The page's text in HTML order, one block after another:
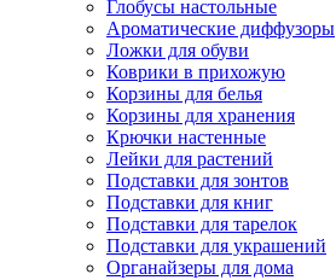
Глобусы настольные
Ароматические диффузоры
Ложки для обуви
Коврики в прихожую
Корзины для белья
Корзины для хранения
Крючки настенные
Лейки для растений
Подставки для зонтов
Подставки для книг
Подставки для тарелок
Подставки для украшений
Органайзеры для дома